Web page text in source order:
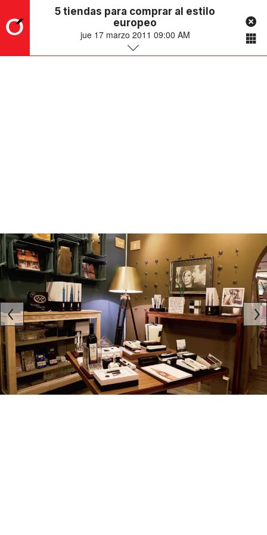
5 tiendas para comprar al estilo
europeo
jue 17 marzo 2011 09:00 AM